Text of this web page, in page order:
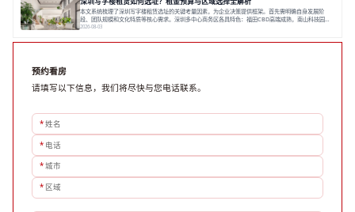
解该区域的写字楼市场概况是决策的首先
本文系统梳理了深圳写字楼租赁选址的关键考量因素，为企业决策提供框架。首先需明确自身发展阶
段、团队规模和文化特质等核心需求。深圳多中心商务区各具特色：福田CBD高端成熟，南山科技园创
新活力强，前海具政策优势。除传统写字楼外，创意产业园注重生态与社群，适合文创、科技类企业。
款。选址是综合性战略决策，旨在让办公
2026-08-03
预约看房
请填写以下信息，我们将尽快与您电话联系。
*姓名
* 电话
*城市
* 区域